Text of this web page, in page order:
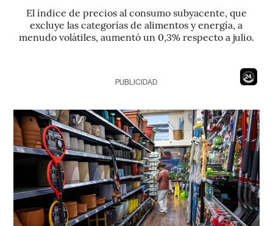
El índice de precios al consumo subyacente, que
excluye las categorías de alimentos y energía, a
menudo volátiles, aumentó un 0,3% respecto a julio.
23
PUBLICIDAD